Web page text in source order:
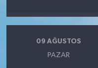
09 AĞUSTOS
PAZAR